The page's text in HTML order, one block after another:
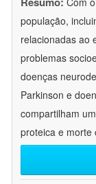
população,
relacionadas ao
problemas
doenças
Parkinson e
compartilham
proteica e morte